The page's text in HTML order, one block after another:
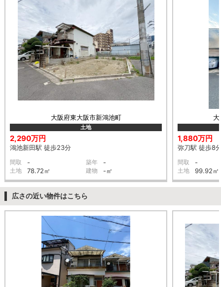
大阪府東大阪市新鴻池町
土地
2,290万円
鴻池新田駅 徒歩23分
間取 - 築年 -
土地 78.72㎡ 建物 -㎡
1,880万円
弥刀駅 徒歩8
間取 -
土地 99.92㎡
広さの近い物件はこちら